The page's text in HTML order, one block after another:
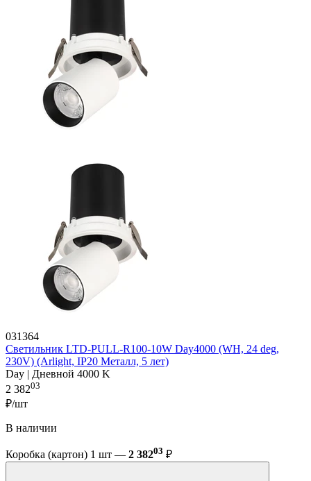
031364
Светильник LTD-PULL-R100-10W Day4000 (WH, 24 deg,
230V) (Arlight, IP20 Металл, 5 лет)
Day | Дневной 4000 K
2 38203
₽/шт
В наличии
Коробка (картон) 1 шт — 2 38203 ₽